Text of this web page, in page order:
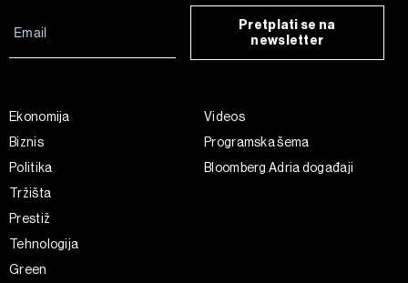
Pretplati se na
newsletter
Ekonomija
Biznis
Politika
Tržišta
Prestiž
Tehnologija
Green
Videos
Programska šema
Bloomberg Adria događaji